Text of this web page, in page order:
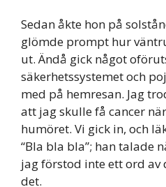
Sedan åkte hon på
glömde prompt hur
ut. Ändå gick något
säkerhetssystemet och
med på hemresan. Jag
att jag skulle få cancer
humöret. Vi gick in, och
“Bla bla bla”; han talade
jag förstod inte ett ord av
det.